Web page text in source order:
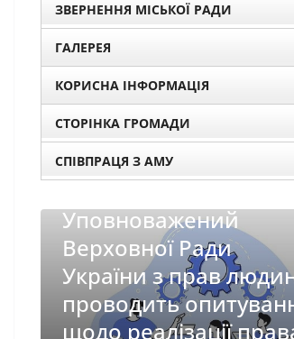
ЗВЕРНЕННЯ МІСЬКОЇ РАДИ
ГАЛЕРЕЯ
КОРИСНА ІНФОРМАЦІЯ
СТОРІНКА ГРОМАДИ
СПІВПРАЦЯ З АМУ
НОВИНИ